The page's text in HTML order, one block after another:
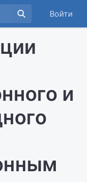
Войти
и